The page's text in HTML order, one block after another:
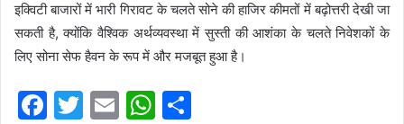
इक्विटी बाजारों में भारी गिरावट के चलते सोने की हाजिर कीमतों में बढ़ोत्तरी देखी जा
सकती है, क्योंकि वैश्विक अर्थव्यवस्था में सुस्ती की आशंका के चलते निवेशकों के
लिए सोना सेफ हैवन के रूप में और मजबूत हुआ है।
F
T
E
W